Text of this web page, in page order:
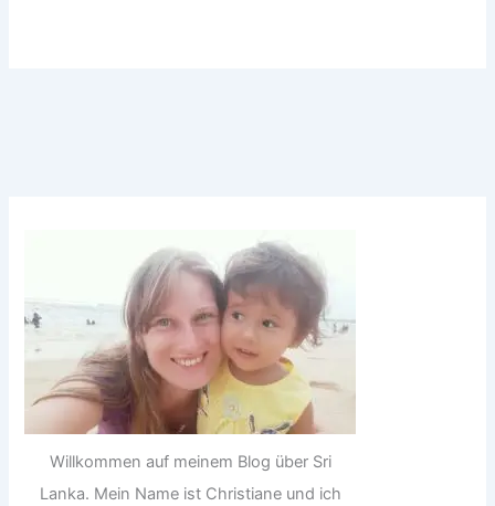
Willkommen auf meinem Blog über Sri
Lanka. Mein Name ist Christiane und ich